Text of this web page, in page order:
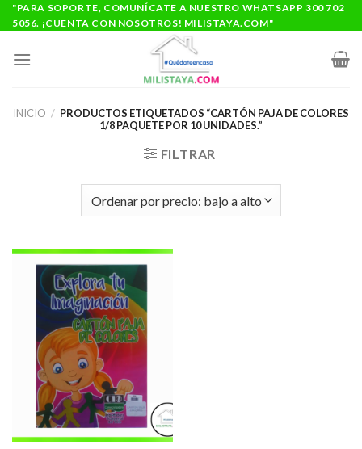
Saltar
al
"PARA SOPORTE, COMUNÍCATE A NUESTRO WHATSAPP 300 702
5056. ¡CUENTA CON NOSOTROS! MILISTAYA.COM"
INICIO / PRODUCTOS ETIQUETADOS “CARTÓN PAJA DE COLORES
1/8 PAQUETE POR 10 UNIDADES.”
FILTRAR